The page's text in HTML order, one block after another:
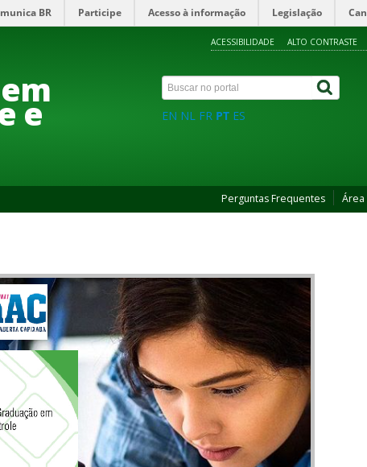
BR Participe Acesso à informação Legislação
ACESSIBILIDADE ALTO CONTRASTE
e EN NL FR PT ES
Perguntas Frequentes Área